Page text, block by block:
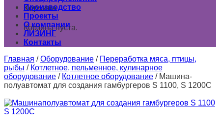
Корзина
Корзина пуста.
Производство
Проекты
О компании
ЛИЗИНГ
Контакты
Главная / Оборудование / Переработка мяса, птицы,
рыбы / Котлетное, пельменное, кулинарное
оборудование / Котлетное оборудование /Машина-
полуавтомат для создания гамбургеров S 1100, S 1200C